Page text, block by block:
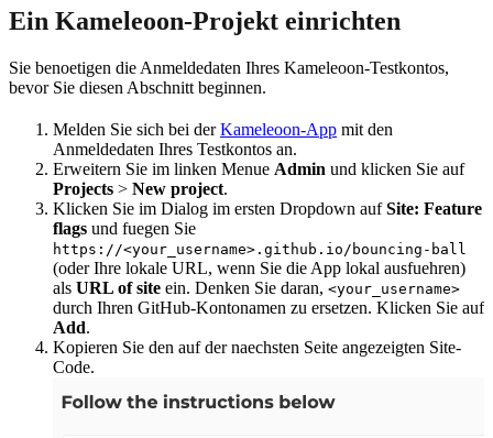
Ein Kameleoon-Projekt einrichten
Sie benoetigen die Anmeldedaten Ihres Kameleoon-Testkontos,
bevor Sie diesen Abschnitt beginnen.
Melden Sie sich bei derKameleoon-App mit den
Anmeldedaten Ihres Testkontos an.
Erweitern Sie im linken Menue Admin und klicken Sie auf
Projects > New project.
Klicken Sie im Dialog im ersten Dropdown aufSite: Feature
flags und fuegen Sie
https://<your_username>.github.io/bouncing-ball
(oder Ihre lokale URL, wenn Sie die App lokal ausfuehren)
als URL of site ein. Denken Sie daran, <your_username>
durch Ihren GitHub-Kontonamen zu ersetzen. Klicken Sie auf
Add.
Kopieren Sie den auf der naechsten Seite angezeigten Site-
Code.